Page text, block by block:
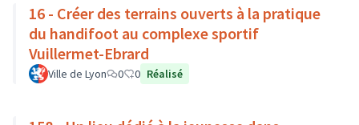
16 - Créer des terrains ouverts à la pratique
du handifoot au complexe sportif
Vuillermet-Ebrard
Ville de Lyon 0 0 Réalisé